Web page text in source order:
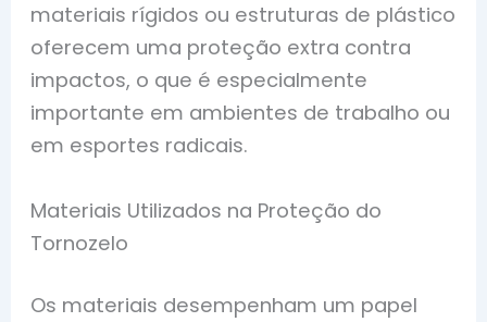
materiais rígidos ou estruturas de plástico
oferecem uma proteção extra contra
impactos, o que é especialmente
importante em ambientes de trabalho ou
em esportes radicais.
Materiais Utilizados na Proteção do
Tornozelo
Os materiais desempenham um papel